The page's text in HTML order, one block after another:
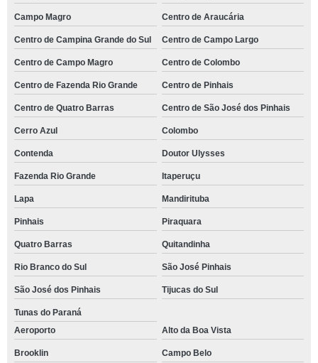
Campo Magro Centro de Araucária
Centro de Campina Grande do Sul Centro de Campo Largo
Centro de Campo Magro Centro de Colombo
Centro de Fazenda Rio Grande Centro de Pinhais
Centro de Quatro Barras Centro de São José dos Pinhais
Cerro Azul Colombo
Contenda Doutor Ulysses
Fazenda Rio Grande Itaperuçu
Lapa Mandirituba
Pinhais Piraquara
Quatro Barras Quitandinha
Rio Branco do Sul São José Pinhais
São José dos Pinhais Tijucas do Sul
Tunas do Paraná
Aeroporto
Alto da Boa Vista
Brooklin Campo Belo